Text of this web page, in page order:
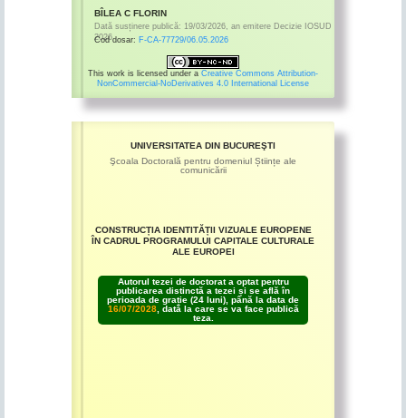
BÎLEA C FLORIN
Dată susținere publică: 19/03/2026, an emitere Decizie IOSUD
2026
Cod dosar: F-CA-77729/06.05.2026
This work is licensed under a Creative Commons Attribution-
NonCommercial-NoDerivatives 4.0 International License
UNIVERSITATEA DIN BUCUREŞTI
Şcoala Doctorală pentru domeniul Științe ale
comunicării
CONSTRUCȚIA IDENTITĂȚII VIZUALE EUROPENE
ÎN CADRUL PROGRAMULUI CAPITALE CULTURALE
ALE EUROPEI
Autorul tezei de doctorat a optat pentru
publicarea distinctă a tezei și se află în
perioada de grație (24 luni), până la data de
16/07/2028, dată la care se va face publică
teza.